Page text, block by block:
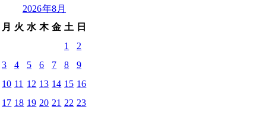
2026年8月
月 火 水 木 金 土 日
1
2
3
4 5 6 7 8
9
10 11 12 13 14 15 16
17 18 19 20 21 22 23